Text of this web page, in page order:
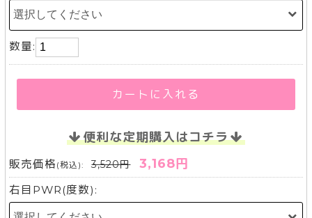
数量:
カートに入れる
便利な定期購入はコチラ
販売価格 (税込): 3,520円 3,168円
右目PWR(度数):